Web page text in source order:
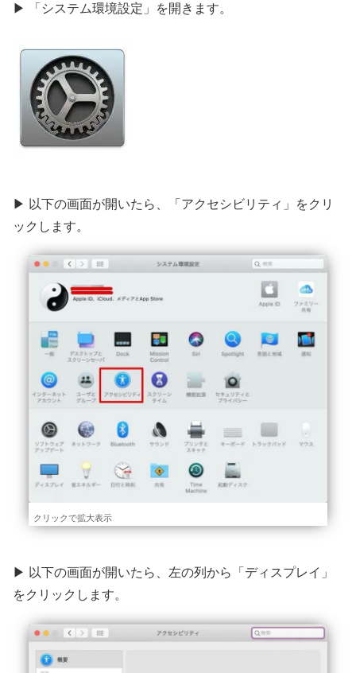
▶ 「システム環境設定」を開きます。
▶ 以下の画面が開いたら、「アクセシビリティ」をクリ
ックします。
クリックで拡大表示
▶ 以下の画面が開いたら、左の列から「ディスプレイ」
をクリックします。